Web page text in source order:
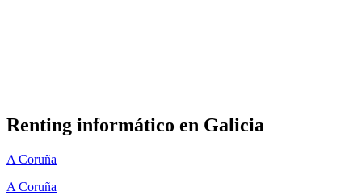
Renting informático en Galicia
A Coruña
A Coruña